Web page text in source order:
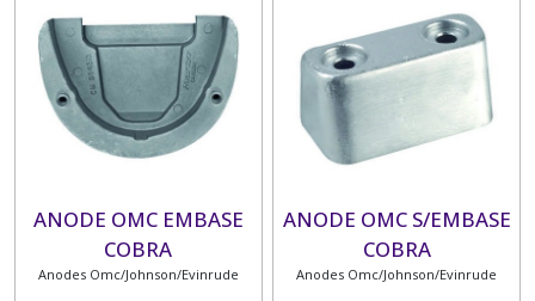
ANODE OMC EMBASE
COBRA
Anodes Omc/Johnson/Evinrude
ANODE OMC S/EMBASE
COBRA
Anodes Omc/Johnson/Evinrude
(1)
ANODE
CUMMINS
ANODES
GENERAL
MOTORS
(4)